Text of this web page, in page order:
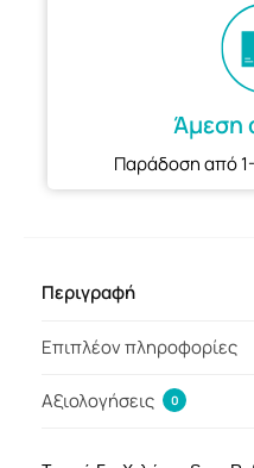
Άμεση
Παράδοση από
Περιγραφή
Επιπλέον πληροφορίες
Αξιολογήσεις 0